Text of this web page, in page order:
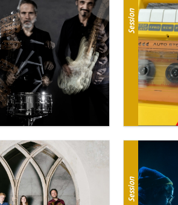
Session
Session